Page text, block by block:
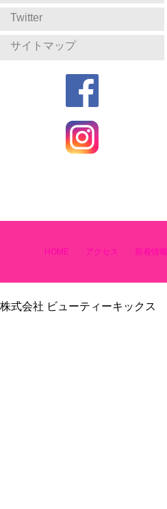
Twitter
サイトマップ
HOME アクセス 新着情報
株式会社 ビューティーキックス